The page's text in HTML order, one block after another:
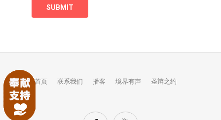
首页 联系我们 播客 境界有声 圣辩之约